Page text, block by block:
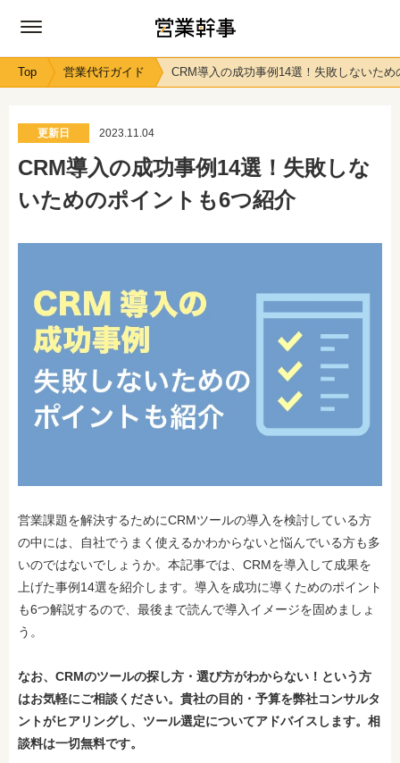
Top 営業代行ガイド CRM導入の成功事例14選！失敗しないた
更新日 2023.11.04
CRM導入の成功事例14選！失敗しな
いためのポイントも6つ紹介
営業課題を解決するためにCRMツールの導入を検討している方
の中には、自社でうまく使えるかわからないと悩んでいる方も多
いのではないでしょうか。本記事では、CRMを導入して成果を
上げた事例14選を紹介します。導入を成功に導くためのポイント
も6つ解説するので、最後まで読んで導入イメージを固めましょ
う。
なお、CRMのツールの探し方・選び方がわからない！という方
はお気軽にご相談ください。 貴社の目的・予算を弊社コンサルタ
ントがヒアリングし、ツール選定についてアドバイスします。相
談料は一切無料です。